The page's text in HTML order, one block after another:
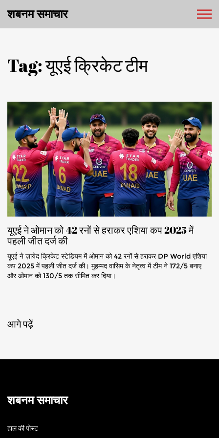
शबनम समाचार
Tag: यूएई क्रिकेट टीम
यूएई ने ओमान को 42 रनों से हराकर एशिया कप 2025 में
पहली जीत दर्ज की
यूएई ने ज़ायेद क्रिकेट स्टेडियम में ओमान को 42 रनों से हराकर DP World एशिया
कप 2025 में पहली जीत दर्ज की। मुहम्मद वासिम के नेतृत्व में टीम ने 172/5 बनाए
और ओमान को 130/5 तक सीमित कर दिया।
आगे पढ़ें
शबनम समाचार
हाल की पोस्ट